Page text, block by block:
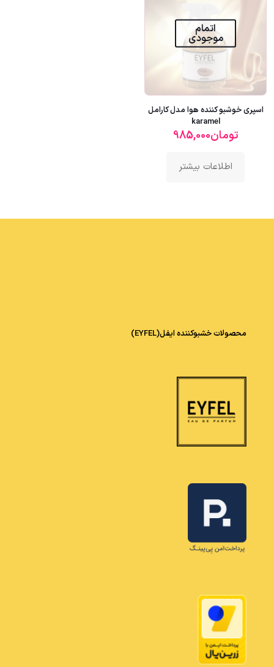
اتمام
موجودی
اسپری خوشبو کننده هوا مدل کارامل
karamel
تومان985,000
اطلاعات بیشتر
محصولات خشبوکننده ایفل(EYFEL)